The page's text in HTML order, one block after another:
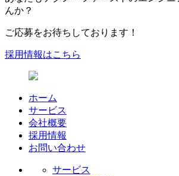
んか？
ご応募をお待ちしております！
採用情報はこちら
ホーム
サービス
会社概要
採用情報
お問い合わせ
サービス